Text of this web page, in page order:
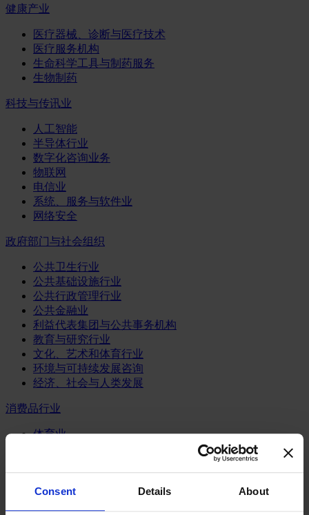
Consent Details About
健康产业
医疗器械、诊断与医疗技术
医疗服务机构
生命科学工具与制药服务
生物制药
科技与传讯业
人工智能
半导体行业
数字化咨询业务
物联网
电信业
系统、服务与软件业
网络安全
政府部门与社会组织
公共卫生行业
公共基础设施行业
公共行政管理行业
公共金融业
利益代表集团与公共事务机构
教育与研究行业
文化、艺术和体育行业
环境与可持续发展咨询
经济、社会与人类发展
消费品行业
体育业
餐饮、旅游与酒店业